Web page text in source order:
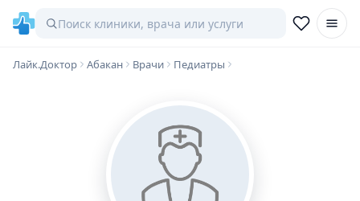
Лайк.Доктор Абакан Врачи Педиатры